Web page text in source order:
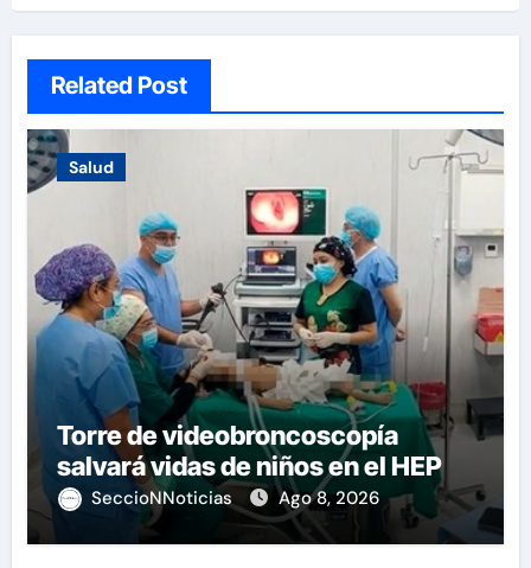
Related Post
Salud
Torre de videobroncoscopía
salvará vidas de niños en el HEP
SeccioNNoticias Ago 8, 2026